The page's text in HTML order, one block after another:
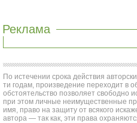
Реклама
По истечении срока действия
ти годам, произведение переходит в
обстоятельство позволяет свободно
при этом личные неимущественные
имя, право на защиту от всякого
автора — так как, эти права